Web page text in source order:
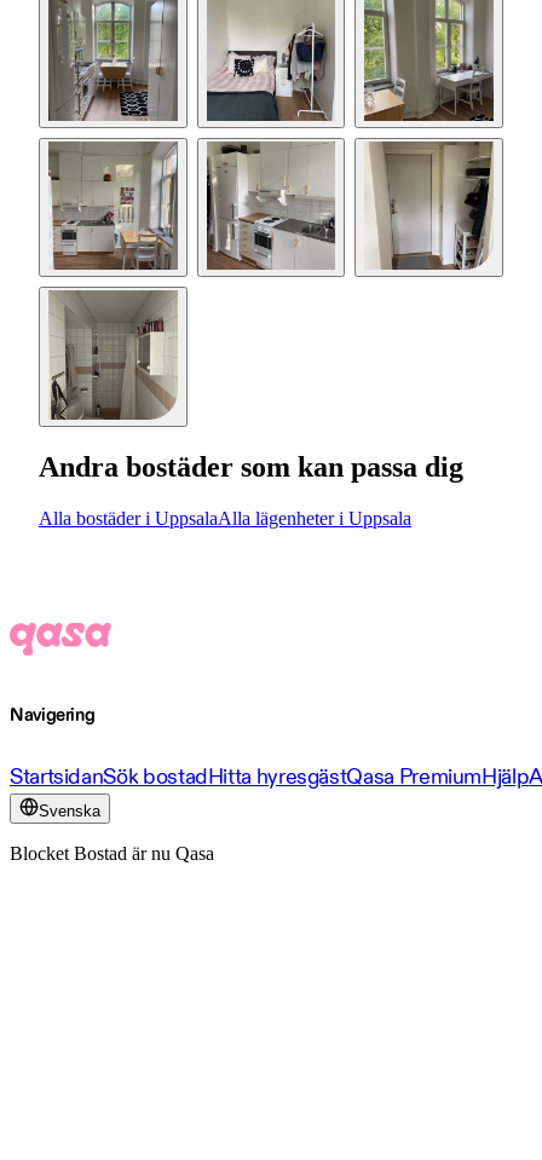
Andra bostäder som kan passa dig
Alla bostäder i UppsalaAlla lägenheter i Uppsala
Navigering
StartsidanSök bostadHitta hyresgästQasa PremiumHjälp
Svenska
Blocket Bostad är nu Qasa